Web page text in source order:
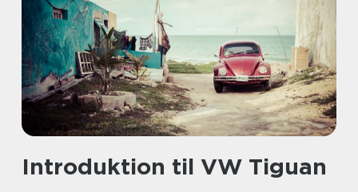
Introduktion til VW Tiguan